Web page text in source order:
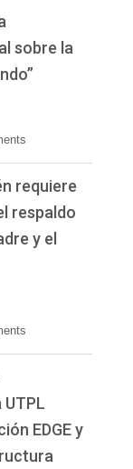
sobre la
requiere
respaldo
y el
EDGE y